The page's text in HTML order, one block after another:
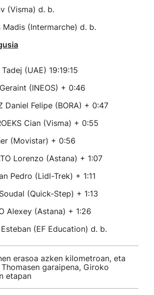
(Visma) d. b.
Madis (Intermarche) d. b.
(UAE) 19:19:15
(INEOS) + 0:46
Daniel Felipe (BORA) + 0:47
Cian (Visma) + 0:55
(Movistar) + 0:56
Lorenzo (Astana) + 1:07
Pedro (Lidl-Trek) + 1:11
(Quick-Step) + 1:13
Alexey (Astana) + 1:26
(EF Education) d. b.
erasoa azken kilometroan, eta
Thomasen garaipena, Giroko
etapan